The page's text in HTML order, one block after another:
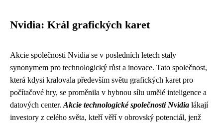
Nvidia: Král grafických karet
Akcie společnosti Nvidia se v posledních letech staly
synonymem pro technologický růst a inovace. Tato společnost,
která kdysi kralovala především světu grafických karet pro
počítačové hry, se proměnila v hybnou sílu umělé inteligence a
datových center.Akcie technologické společnosti Nvidia lákají
investory z celého světa, kteří věří v obrovský potenciál, jenž